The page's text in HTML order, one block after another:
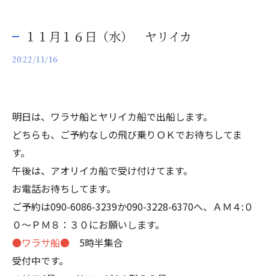
１１月１６日（水） ヤリイカ
2022/11/16
明日は、ワラサ船とヤリイカ船で出船します。
どちらも、ご予約なしの飛び乗りＯＫでお待ちしてま
す。
午後は、アオリイカ船で受け付けてます。
お電話お待ちしてます。
ご予約は090-6086-3239か090-3228-6370へ、ＡＭ４:０
０～ＰＭ８：３０にお願いします。
●ワラサ船● 5時半集合
受付中です。